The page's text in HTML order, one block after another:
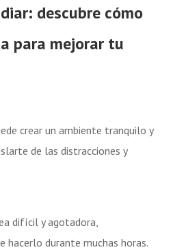
descubre cómo
para mejorar tu
crear un ambiente tranquilo y
de las distracciones y
difícil y agotadora,
hacerlo durante muchas horas.